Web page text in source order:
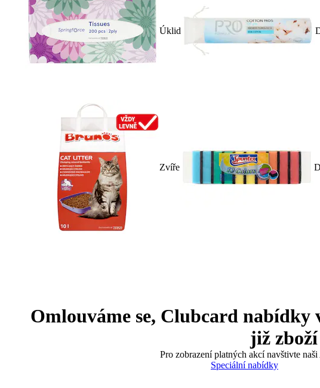
Úklid
Zvíře
Omlouváme se, Clubcard
již
Pro zobrazení platných akcí navštivte
Speciální nabídky